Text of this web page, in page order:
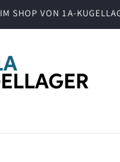
SHOP VON 1A-